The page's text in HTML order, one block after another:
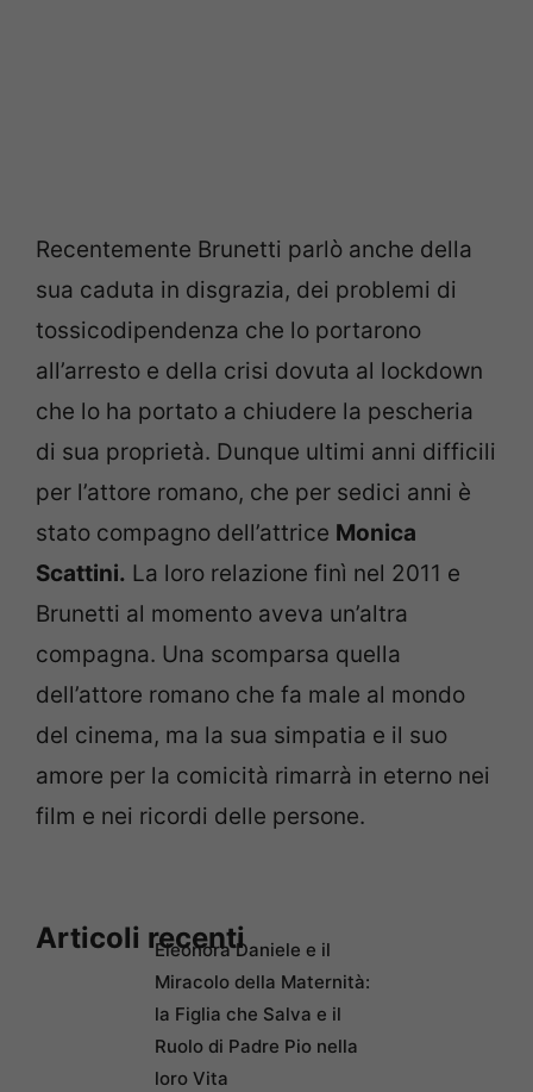
Recentemente Brunetti parlò anche della
sua caduta in disgrazia, dei problemi di
tossicodipendenza che lo portarono
all’arresto e della crisi dovuta al lockdown
che lo ha portato a chiudere la pescheria
di sua proprietà. Dunque ultimi anni difficili
per l’attore romano, che per sedici anni è
stato compagno dell’attrice Monica
Scattini. La loro relazione finì nel 2011 e
Brunetti al momento aveva un’altra
compagna. Una scomparsa quella
dell’attore romano che fa male al mondo
del cinema, ma la sua simpatia e il suo
amore per la comicità rimarrà in eterno nei
film e nei ricordi delle persone.
Articoli recentiEleonora Daniele e il
Miracolo della Maternità:
la Figlia che Salva e il
Ruolo di Padre Pio nella
loro Vita